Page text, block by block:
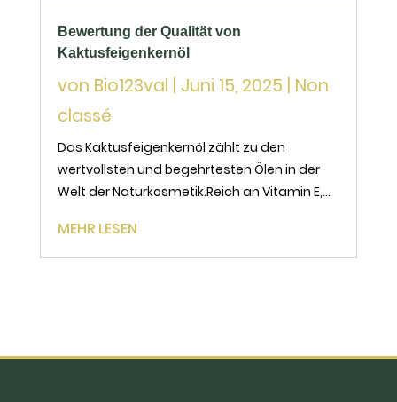
Bewertung der Qualität von
Kaktusfeigenkernöl
von Bio123val Juni 15, 2025 Non
classé
Das Kaktusfeigenkernöl zählt zu den
wertvollsten und begehrtesten Ölen in der
Welt der Naturkosmetik.Reich an Vitamin E,
bietet es außergewöhnliche Vorteile für Haut
und Haare.Doch angesichts der Vielzahl an
MEHR LESEN